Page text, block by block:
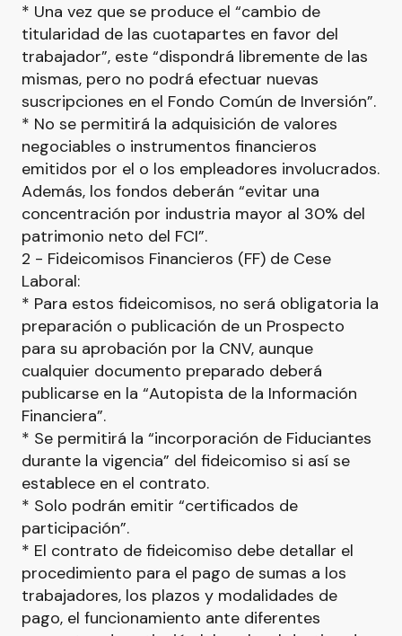
* Una vez que se produce el “cambio de
titularidad de las cuotapartes en favor del
trabajador”, este “dispondrá libremente de las
mismas, pero no podrá efectuar nuevas
suscripciones en el Fondo Común de Inversión”.
* No se permitirá la adquisición de valores
negociables o instrumentos financieros
emitidos por el o los empleadores involucrados.
Además, los fondos deberán “evitar una
concentración por industria mayor al 30% del
patrimonio neto del FCI”.
2 - Fideicomisos Financieros (FF) de Cese
Laboral:
* Para estos fideicomisos, no será obligatoria la
preparación o publicación de un Prospecto
para su aprobación por la CNV, aunque
cualquier documento preparado deberá
publicarse en la “Autopista de la Información
Financiera”.
* Se permitirá la “incorporación de Fiduciantes
durante la vigencia” del fideicomiso si así se
establece en el contrato.
* Solo podrán emitir “certificados de
participación”.
* El contrato de fideicomiso debe detallar el
procedimiento para el pago de sumas a los
trabajadores, los plazos y modalidades de
pago, el funcionamiento ante diferentes